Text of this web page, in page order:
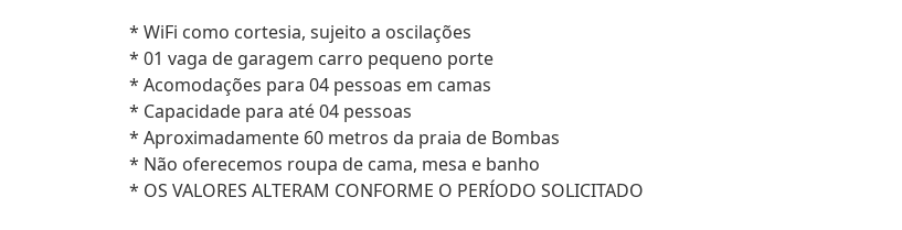
* WiFi como cortesia, sujeito a oscilações
* 01 vaga de garagem carro pequeno porte
* Acomodações para 04 pessoas em camas
* Capacidade para até 04 pessoas
* Aproximadamente 60 metros da praia de Bombas
* Não oferecemos roupa de cama, mesa e banho
* OS VALORES ALTERAM CONFORME O PERÍODO SOLICITADO